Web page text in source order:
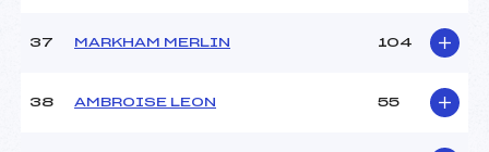
37 MARKHAM MERLIN 104
38 AMBROISE LEON 55